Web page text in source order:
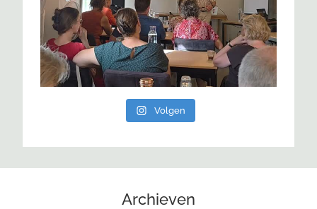
Volgen
Archieven